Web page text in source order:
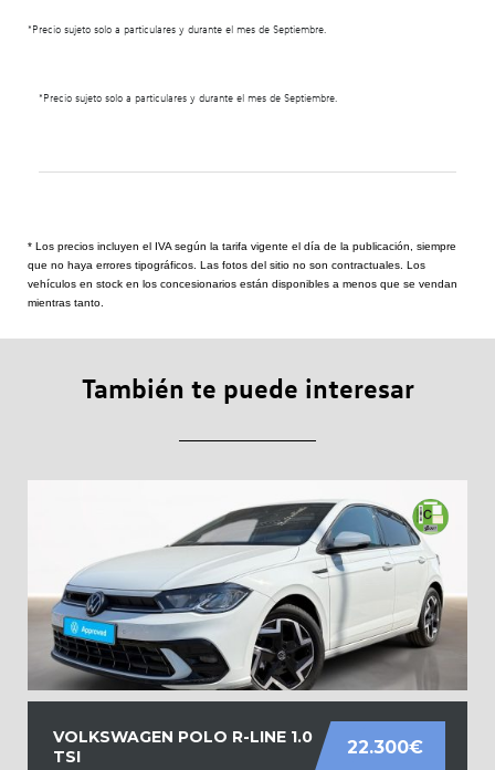
*Precio sujeto solo a particulares y durante el mes de Septiembre.
*Precio sujeto solo a particulares y durante el mes de Septiembre.
* Los precios incluyen el IVA según la tarifa vigente el día de la publicación, siempre
que no haya errores tipográficos. Las fotos del sitio no son contractuales. Los
vehículos en stock en los concesionarios están disponibles a menos que se vendan
mientras tanto.
También te puede interesar
22.300€
VOLKSWAGEN POLO R-LINE 1.0
TSI